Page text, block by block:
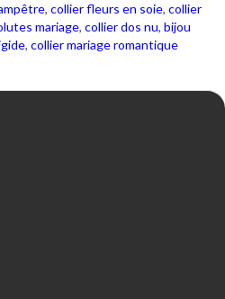
, collier fleurs en soie, collier
mariage, collier dos nu, bijou
, collier mariage romantique